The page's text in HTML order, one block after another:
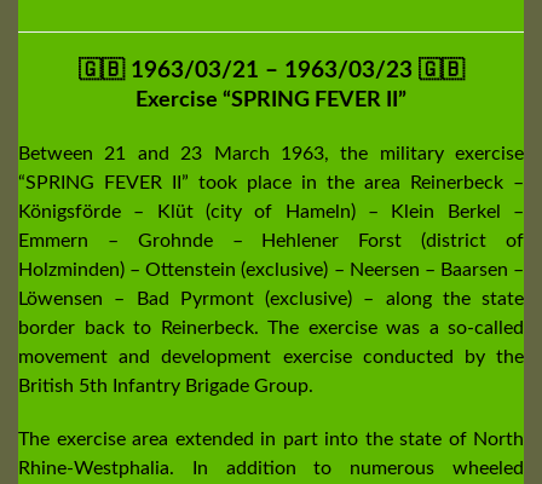
🇬🇧 1963/03/21 – 1963/03/23 🇬🇧
Exercise “SPRING FEVER II”
Between 21 and 23 March 1963, the military exercise
“SPRING FEVER II” took place in the area Reinerbeck –
Königsförde – Klüt (city of Hameln) – Klein Berkel –
Emmern – Grohnde – Hehlener Forst (district of
Holzminden) – Ottenstein (exclusive) – Neersen – Baarsen –
Löwensen – Bad Pyrmont (exclusive) – along the state
border back to Reinerbeck. The exercise was a so-called
movement and development exercise conducted by the
British 5th Infantry Brigade Group.
The exercise area extended in part into the state of North
Rhine-Westphalia. In addition to numerous wheeled